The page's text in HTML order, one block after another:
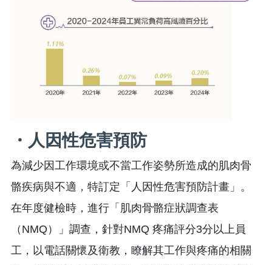
・人因性危害預防
為減少因工作環境或不當工作姿勢所造成的肌肉骨
骼疾病與不適，特訂定「人因性危害預防計畫」。
在年度健檢時，進行「肌肉骨骼症狀調查表
（NMQ）」調查，針對NMQ 疼痛評分3分以上員
工，以電話關懷及衛教，瞭解其工作與疼痛的相關